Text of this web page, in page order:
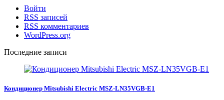
Войти
RSS записей
RSS комментариев
WordPress.org
Последние записи
Кондиционер Mitsubishi Electric MSZ-LN35VGB-E1